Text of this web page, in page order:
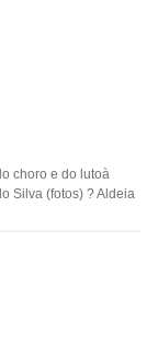
choro e do lutoà
Silva (fotos) ? Aldeia